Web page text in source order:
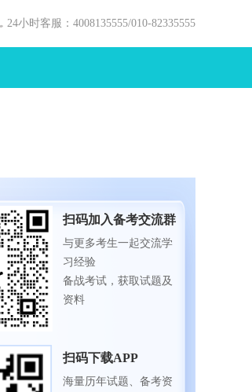
24小时客服：4008135555/010-82335555
扫码加入备考交流群
与更多考生一起交流学
习经验
备战考试，获取试题及
资料
扫码下载APP
海量历年试题、备考资